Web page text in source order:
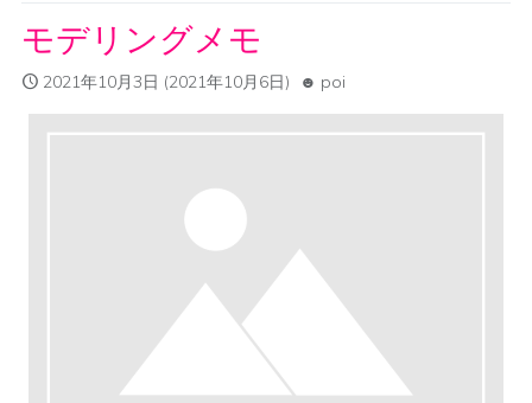
モデリングメモ
2021年10月3日 (2021年10月6日) poi